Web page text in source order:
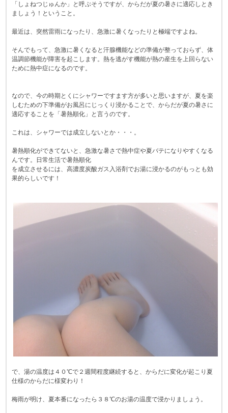
「しょねつじゅんか」と呼ぶそうですが、からだが夏の暑さに適応しとき
ましょう！ということ。
最近は、突然雷雨になったり、急激に暑くなったりと極端ですよね。
そんでもって、急激に暑くなると汗腺機能などの準備が整っておらず、体
温調節機能が障害を起こします。熱を逃がす機能が熱の産生を上回らない
ために熱中症になるのです。
なので、今の時期とくにシャワーですます方が多いと思いますが、夏を楽
しむための下準備がお風呂にじっくり浸かることで、からだが夏の暑さに
適応することを「暑熱順化」と言うのです。
これは、シャワーでは成立しないとか・・・。
暑熱順化ができてないと、急激な暑さで熱中症や夏バテになりやすくなる
んです。日常生活で暑熱順化
を成立させるには、高濃度炭酸ガス入浴剤でお湯に浸かるのがもっとも効
果的らしいです！
で、湯の温度は４０℃で２週間程度継続すると、からだに変化が起こり夏
仕様のからだに様変わり！
梅雨が明け、夏本番になったら３８℃のお湯の温度で浸かりましょう。